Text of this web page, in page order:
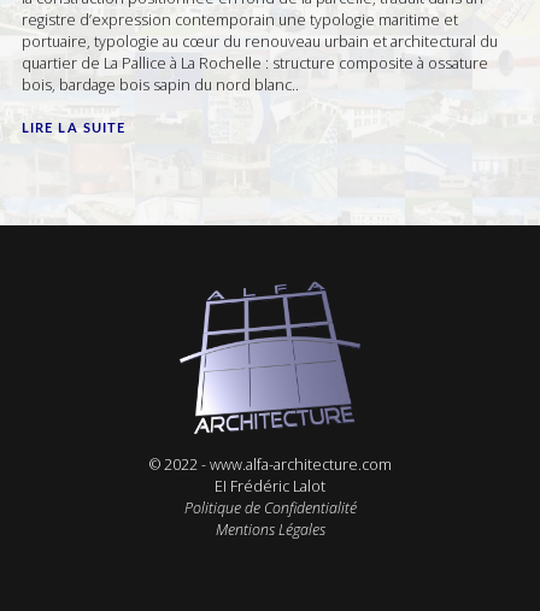
registre d’expression contemporain une typologie maritime et
portuaire, typologie au cœur du renouveau urbain et architectural du
quartier de La Pallice à La Rochelle : structure composite à ossature
bois, bardage bois sapin du nord blanc..
LIRE LA SUITE
© 2022 -www.alfa-architecture.com
EI Frédéric Lalot
Politique de Confidentialité
Mentions Légales